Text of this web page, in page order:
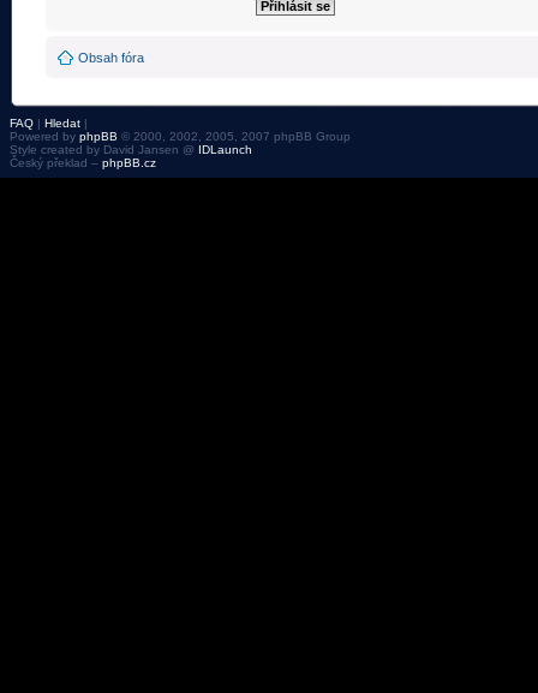
Obsah fóra
FAQ | Hledat |
Powered by phpBB © 2000, 2002, 2005, 2007 phpBB Group
Style created by David Jansen @ IDLaunch
Český překlad – phpBB.cz